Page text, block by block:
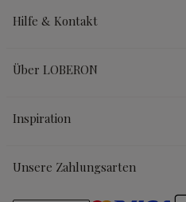
Hilfe & Kontakt
Über LOBERON
Inspiration
Unsere Zahlungsarten